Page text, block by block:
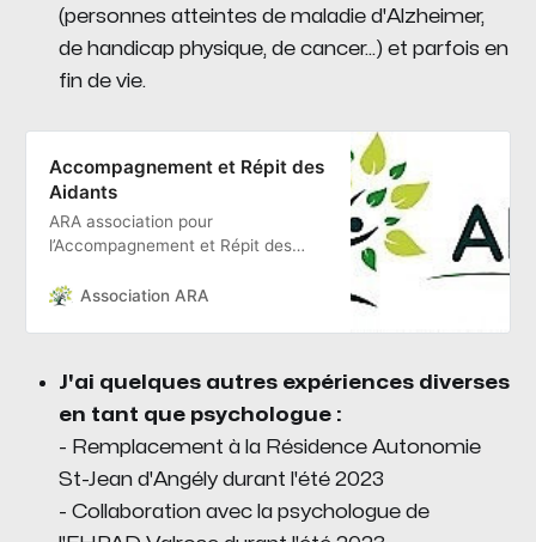
(personnes atteintes de maladie d'Alzheimer,
de handicap physique, de cancer...) et parfois en
fin de vie.
Accompagnement et Répit des
Aidants
ARA association pour
l’Accompagnement et Répit des
Qui sommes nous ? Nos actions,
Association ARA
J'ai quelques autres expériences diverses
en tant que psychologue :
- Remplacement à la Résidence Autonomie
St-Jean d'Angély durant l'été 2023
- Collaboration avec la psychologue de